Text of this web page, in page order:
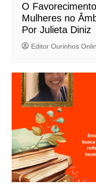
O
Mulheres no
Por Julieta Diniz
Editor Ourinhos